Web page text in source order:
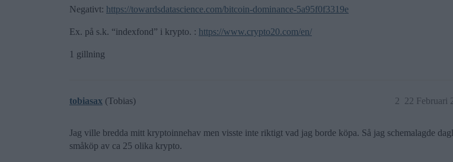
Negativt: https://towardsdatascience.com/bitcoin-dominance-5a95f0f3319e
Ex. på s.k. “indexfond” i krypto. : https://www.crypto20.com/en/
1 gillning
tobiasax (Tobias) 22 Februari
2
Jag ville bredda mitt kryptoinnehav men visste inte riktigt vad jag borde köpa. Så jag schemalagde
småköp av ca 25 olika krypto.